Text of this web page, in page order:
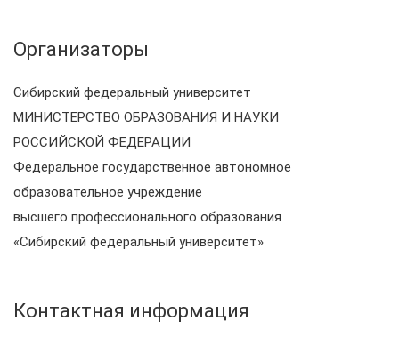
Организаторы
Сибирский федеральный университет
МИНИСТЕРСТВО ОБРАЗОВАНИЯ И НАУКИ
РОССИЙСКОЙ ФЕДЕРАЦИИ
Федеральное государственное автономное
образовательное учреждение
высшего профессионального образования
«Сибирский федеральный университет»
Контактная информация